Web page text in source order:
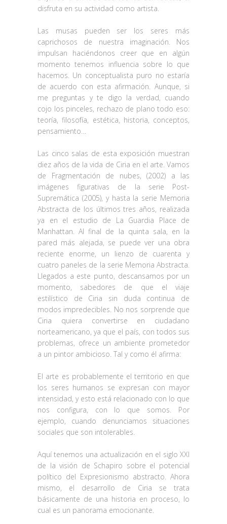
disfruta en su actividad como artista.
Las musas pueden ser los seres más
caprichosos de nuestra imaginación. Nos
impulsan haciéndonos creer que en algún
momento tenemos influencia sobre lo que
hacemos. Un conceptualista puro no estaría
de acuerdo con esta afirmación. Aunque, si
me preguntas y te digo la verdad, cuando
cojo los pinceles, rechazo de plano todo eso:
teoría, filosofía, estética, historia, conceptos,
pensamiento…
Las cinco salas de esta exposición muestran
diez años de la vida de Ciria en el arte. Vamos
de Fragmentación de nubes, (2002) a las
imágenes figurativas de la serie Post-
Supremática (2005), y hasta la serie Memoria
Abstracta de los últimos tres años, realizada
ya en el estudio de La Guardia Place de
Manhattan. Al final de la quinta sala, en la
pared más alejada, se puede ver una obra
reciente enorme, un lienzo de cuarenta y
cuatro paneles de la serie Memoria Abstracta.
Llegados a este punto, descansamos por un
momento, sabedores de que el viaje
estilístico de Ciria sin duda continua de
modos impredecibles. No nos sorprende que
Ciria quiera convertirse en ciudadano
norteamericano, ya que el país, con todos sus
problemas, ofrece un ambiente prometedor
a un pintor ambicioso. Tal y como él afirma:
El arte es probablemente el territorio en que
los seres humanos se expresan con mayor
intensidad, y esto está relacionado con lo que
nos configura, con lo que somos. Por
ejemplo, cuando denunciamos situaciones
sociales que son intolerables.
Aquí tenemos una actualización en el siglo XXI
de la visión de Schapiro sobre el potencial
político del Expresionismo abstracto. Ahora
mismo, el desarrollo de Ciria se trata
básicamente de una historia en proceso, lo
cual es un panorama emocionante.